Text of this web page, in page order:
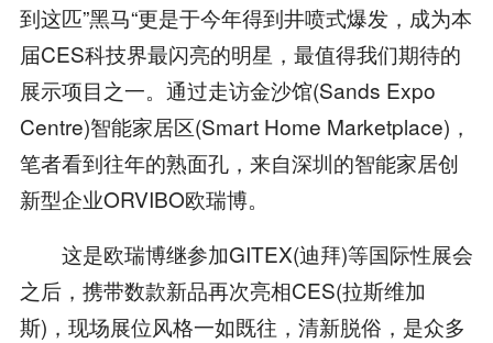
到这匹”黑马“更是于今年得到井喷式爆发，成为本
届CES科技界最闪亮的明星，最值得我们期待的
展示项目之一。通过走访金沙馆(Sands Expo
Centre)智能家居区(Smart Home Marketplace)，
笔者看到往年的熟面孔，来自深圳的智能家居创
新型企业ORVIBO欧瑞博。
这是欧瑞博继参加GITEX(迪拜)等国际性展会
之后，携带数款新品再次亮相CES(拉斯维加
斯)，现场展位风格一如既往，清新脱俗，是众多